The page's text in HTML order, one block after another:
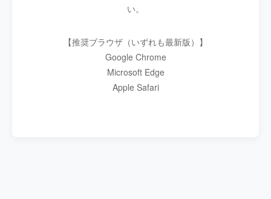
い。
【推奨ブラウザ（いずれも最新版）】
Google Chrome
Microsoft Edge
Apple Safari